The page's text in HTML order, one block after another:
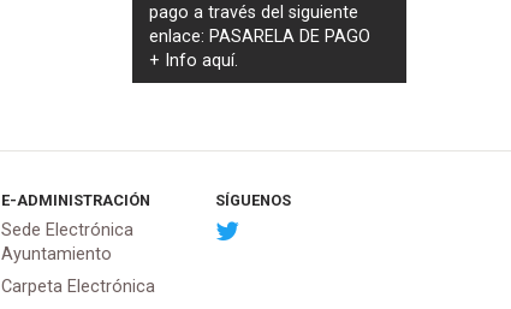
pago a través del siguiente
enlace: PASARELA DE PAGO
+ Infoaquí.
E-ADMINISTRACIÓN
Sede Electrónica
Ayuntamiento
Carpeta Electrónica
SÍGUENOS